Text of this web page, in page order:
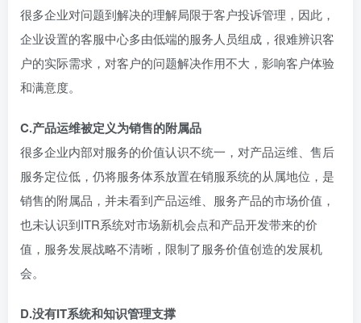
很多企业对问题到解决的理解局限于客户投诉管理，因此，
企业设置的客服中心多由低端的服务人员组成，很难辨识客
户的实际需求，对客户的问题解决作用不大，影响客户体验
和满意度。
C.产品运维被定义为销售的附属品
很多企业内部对服务的价值认识不统一，对产品运维、售后
服务定位低，仍将服务体系放置在销服系统的从属地位，是
销售的附属品，并未看到产品运维、服务产品的市场价值，
也未认识到ITR系统对市场新机会点和产品开发带来的价
值，服务发展战略不清晰，限制了服务价值创造的发展机
会。
D.没有IT系统和知识管理支撑